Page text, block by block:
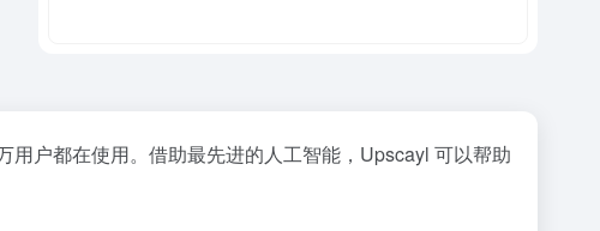
户都在使用。借助最先进的人工智能，Upscayl 可以帮助